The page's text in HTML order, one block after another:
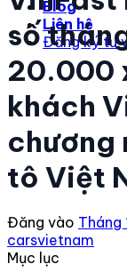
Blog
Liên hệ
Đăng ký tư
số
20.000
khách
chương
tô Việt
Đăng vào Tháng
carsvietnam
Mục lục